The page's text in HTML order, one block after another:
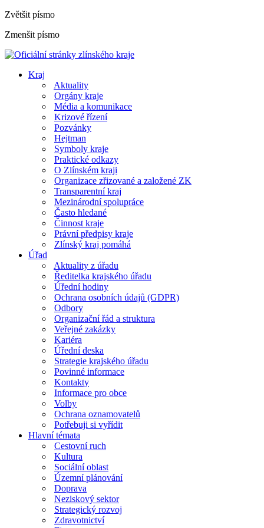
Zvětšit písmo
Zmenšit písmo
Kraj
Aktuality
Orgány kraje
Média a komunikace
Krizové řízení
Pozvánky
Hejtman
Symboly kraje
Praktické odkazy
O Zlínském kraji
Organizace zřizované a založené ZK
Transparentní kraj
Mezinárodní spolupráce
Často hledané
Činnost kraje
Právní předpisy kraje
Zlínský kraj pomáhá
Úřad
Aktuality z úřadu
Ředitelka krajského úřadu
Úřední hodiny
Ochrana osobních údajů (GDPR)
Odbory
Organizační řád a struktura
Veřejné zakázky
Kariéra
Úřední deska
Strategie krajského úřadu
Povinné informace
Kontakty
Informace pro obce
Volby
Ochrana oznamovatelů
Potřebuji si vyřídit
Hlavní témata
Cestovní ruch
Kultura
Sociální oblast
Územní plánování
Doprava
Neziskový sektor
Strategický rozvoj
Zdravotnictví